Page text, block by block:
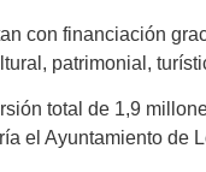
con financiación
patrimonial,
total de 1,9
el Ayuntamiento de